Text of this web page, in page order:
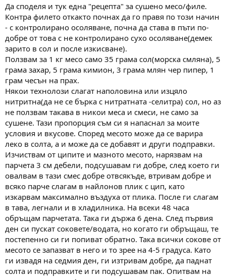
Да споделя и тук една "рецепта" за сушено месо/филе.
Контра филето откакто почнах да го правя по този начин
- с контролирано осоляване, почна да става в пъти по-
добре от това с не контролирано сухо осоляване(демек
зарито в сол и после изкисване).
Ползвам за 1 кг месо само 35 грама сол(морска смляна), 5
грама захар, 5 грама кимион, 3 грама млян чер пипер, 1
грам чесън на прах.
Някои технолози слагат наполовина или изцяло
нитритна(да не се бърка с нитратната -селитра) сол, но аз
не ползвам такава в никои меса и смеси, не само за
сушене. Тази пропорция съм си я напаснал за моите
условия и вкусове. Според месото може да се варира
леко в солта, а и може да се добавят и други подправки.
Изчиствам от ципите и мазното месото, нарязвам на
парчета 3 см дебели, подсушавам ги добре, след което ги
овалвам в тази смес добре отвсякъде, втривам добре и
всяко парче слагам в найлонов плик с цип, като
изкарвам максимално въздуха от плика. После ги слагам
в тава, легнали и в хладилника. На всеки 48 часа
обръщам парчетата. Така ги държа 6 дена. След първия
ден си пускат соковете/водата, но когато ги обръщаш, те
постепенно си ги попиват обратно. Така всички сокове от
месото се запазват в него и то зрее на 4-5 градуса. Като
ги извадя на седмия ден, ги изтривам добре, да паднат
солта и подправките и ги подсушавам пак. Опитвам на